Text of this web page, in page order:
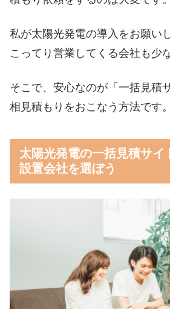
私が太陽光発電の導入をお願い
こってり営業してくる会社も少
そこで、安心なのが「一括見積
相見積もりをおこなう方法です。
太陽光発電の一括見積サイ
設置会社を選ぼう